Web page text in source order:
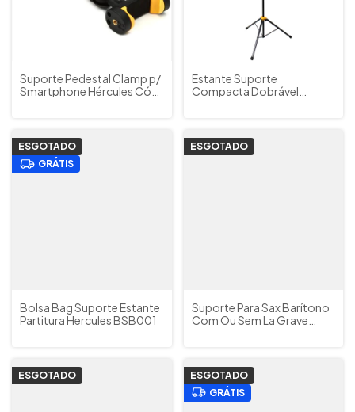
Suporte Pedestal Clamp p/
Smartphone Hércules Cód.
Estante Suporte
Compacta Dobrável
ESGOTADO
GRÁTIS
Bolsa Bag Suporte Estante
Partitura Hercules BSB001
ESGOTADO
Suporte Para Sax Barítono
Com Ou Sem La Grave
ESGOTADO
ESGOTADO
GRÁTIS